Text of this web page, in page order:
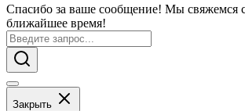
Спасибо за ваше сообщение! Мы свяжемся
ближайшее время!
Закрыть